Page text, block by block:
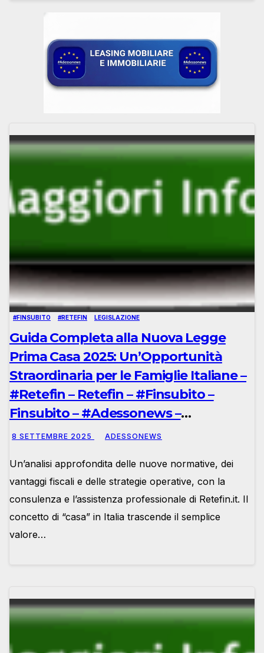
#FINSUBITO #RETEFIN LEGISLAZIONE
Guida Completa alla Nuova Legge
Prima Casa 2025: Un’Opportunità
Straordinaria per le Famiglie Italiane –
#Retefin – Retefin – #Finsubito –
Finsubito – #Adessonews –
#Adessonews – #Finsubito –
8 SETTEMBRE 2025 ADESSONEWS
Un’analisi approfondita delle nuove normative, dei
vantaggi fiscali e delle strategie operative, con la
consulenza e l’assistenza professionale di Retefin.it. Il
concetto di “casa” in Italia trascende il semplice
valore…